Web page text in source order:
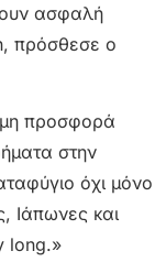
ασφαλή
πρόσθεσε ο
προσφορά
στην
όχι μόνο
Ιάπωνες και
long.»